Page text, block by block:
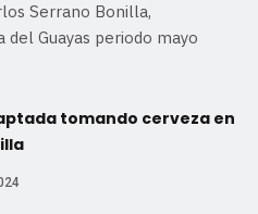
Serrano Bonilla,
Guayas periodo mayo
tomando cerveza en